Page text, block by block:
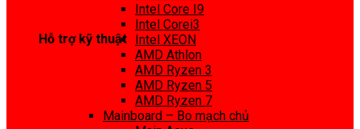
Hỗ trợ kỹ thuật
Intel Core I9
Intel Corei3
Intel XEON
AMD Athlon
AMD Ryzen 3
AMD Ryzen 5
AMD Ryzen 7
Mainboard – Bo mạch chủ